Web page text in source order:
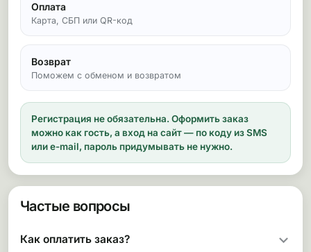
Оплата
Карта, СБП или QR-код
Возврат
Поможем с обменом и возвратом
Регистрация не обязательна. Оформить заказ
можно как гость, а вход на сайт — по коду из SMS
или e-mail, пароль придумывать не нужно.
Частые вопросы
Как оплатить заказ?